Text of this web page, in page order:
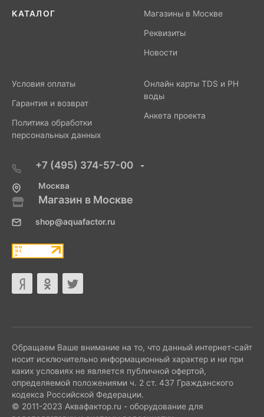
КАТАЛОГ Магазины в Москве
Реквизиты
Новости
Условия оплаты
Гарантия и возврат
Политика обработки
персональных данных
Онлайн карты TDS и PH
воды
Анкета проекта
+7 (495) 374-57-00
Москва
Магазин в Москве
shop@aquafactor.ru
Обращаем Ваше внимание на то, что данный интернет-сайт
носит исключительно информационный характер и ни при
каких условиях не является публичной офертой,
определяемой положениями ч. 2 ст. 437 Гражданского
кодекса Российской Федерации.
© 2011-2023 Аквафактор.ru - оборудование для